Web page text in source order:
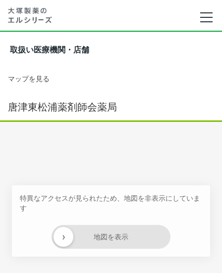
取扱い医療機関・店舗
マップを見る
唐津東松浦薬剤師会薬局
特異なアクセスが見られたため、地図を非表示にしていま
す
地図を表示
›